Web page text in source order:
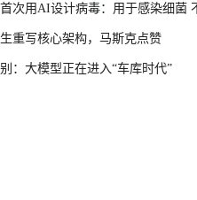
次用AI设计病毒：用于感染细菌
重写核心架构，马斯克点赞
：大模型正在进入“车库时代”